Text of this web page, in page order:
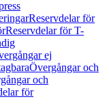
Reservdelar för
Reservdelar för T-
ej
Övergångar och
och
för